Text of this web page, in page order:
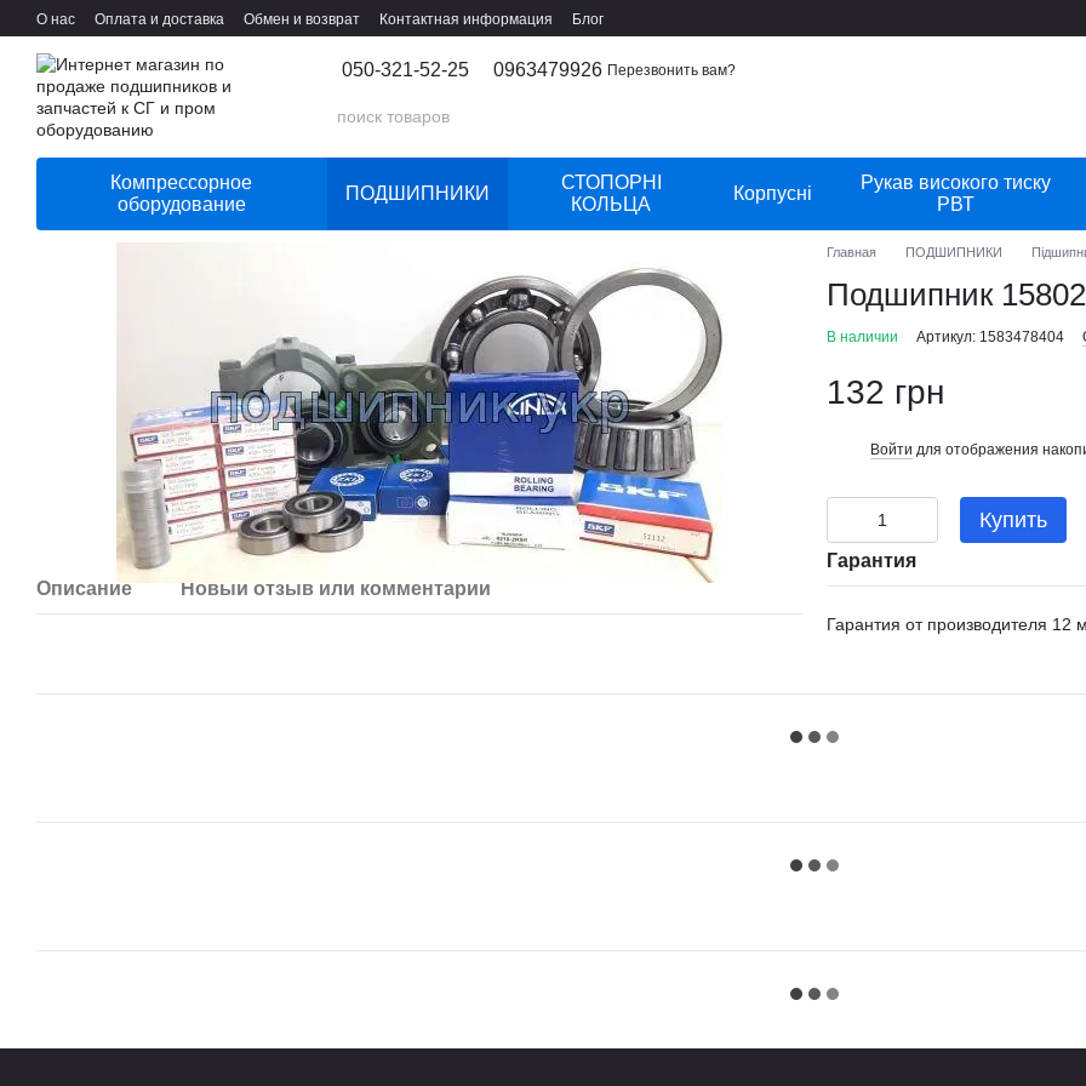
Перейти к основному контенту
О нас Оплата и доставка Обмен и возврат Контактная информация Блог
050-321-52-25 0963479926 Перезвонить вам?
Компрессорное
оборудование
ПОДШИПНИКИ
СТОПОРНІ
КОЛЬЦА
Корпусні
Рукав високого тиску
РВТ
Описание Новый отзыв или комментарий
Главная ПОДШИПНИКИ
Подшипник
В наличии Артикул: 1583478404
132 грн
Войти для отображения
Купить
Гарантия
Гарантия от производителя 12